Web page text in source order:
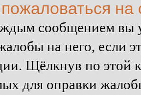
сообщением вы
на него, если
Щёлкнув по этой
для оправки